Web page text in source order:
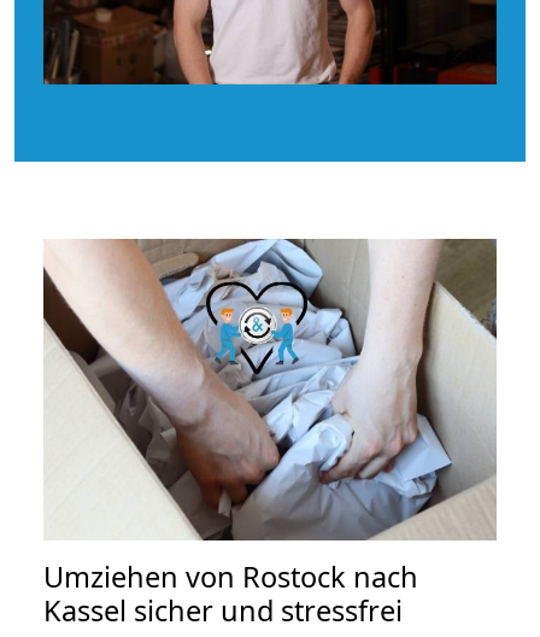
Umziehen von Rostock nach
Kassel sicher und stressfrei